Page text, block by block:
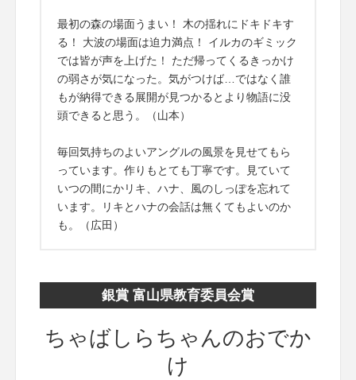
最初の森の場面うまい！ 木の揺れにドキドキす
る！ 大波の場面は迫力満点！ イルカのギミック
では皆が声を上げた！ ただ帰ってくるきっかけ
の弱さが気になった。気がつけば…ではなく誰
もが納得できる展開が見つかるとより物語に没
頭できると思う。（山本）
毎回気持ちのよいアングルの風景を見せてもら
っています。作りもとても丁寧です。見ていて
いつの間にかリキ、ハナ、風のしっぽを忘れて
います。リキとハナの会話は無くてもよいのか
も。（広田）
銀賞 富山県教育委員会賞
ちゃばしらちゃんのおでか
け